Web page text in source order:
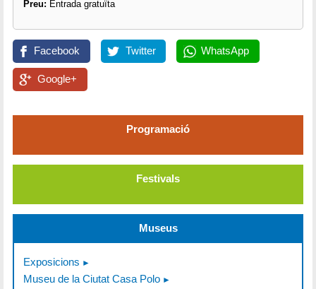
Preu: Entrada gratuïta
Facebook Twitter WhatsApp
Google+
Programació
Festivals
Museus
Exposicions
Museu de la Ciutat Casa Polo